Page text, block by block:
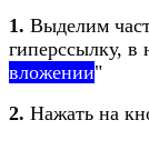
1. Выделим
гиперссылку,
вложении"
2. Нажать на